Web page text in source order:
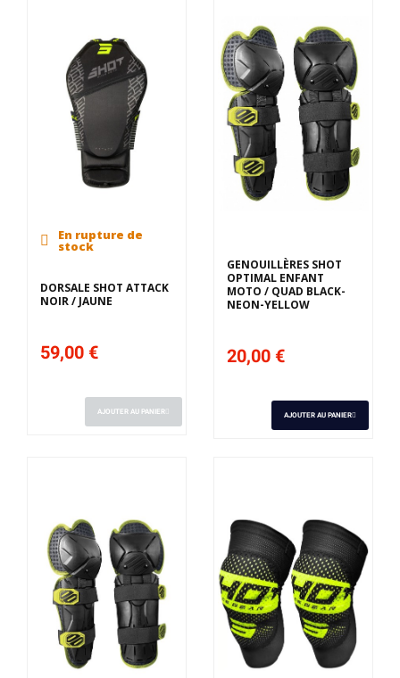
En rupture de
stock
DORSALE SHOT ATTACK
NOIR / JAUNE
59,00 €
AJOUTER AU PANIER
GENOUILLÈRES SHOT
OPTIMAL ENFANT
MOTO / QUAD BLACK-
NEON-YELLOW
20,00 €
AJOUTER AU PANIER